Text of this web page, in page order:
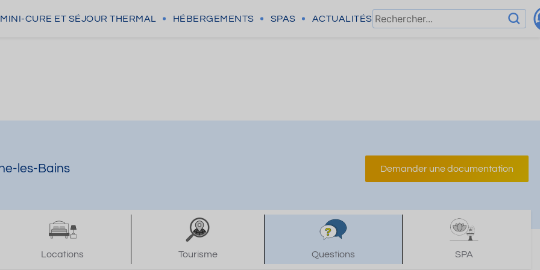
MINI-CURE ET SÉJOUR THERMAL HÉBERGEMENTS SPAS ACTUALITÉS
les-Bains Demander une documentation
Locations Tourisme Questions SPA